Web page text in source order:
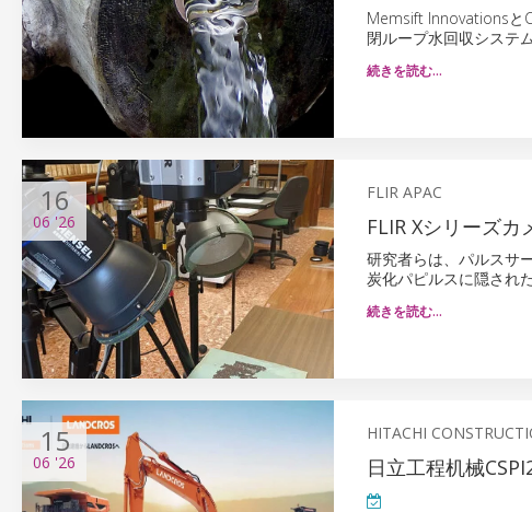
Memsift Innovationsと
閉ループ水回収システ
続きを読む…
16
06'26
FLIR APAC
FLIR Xシリーズ
研究者らは、パルスサ
炭化パピルスに隠され
続きを読む…
15
06 '26
HITACHI
日立工程机械